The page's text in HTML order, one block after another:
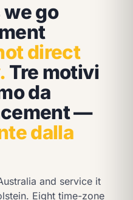
go
direct
Tre motivi
da
—
dalla
and service it
Eight time-zone